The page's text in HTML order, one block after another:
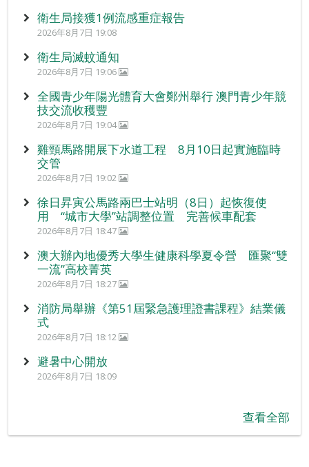
衛生局接獲1例流感重症報告
2026年8月7日 19:08
衛生局滅蚊通知
2026年8月7日 19:06
全國青少年陽光體育大會鄭州舉行 澳門青少年競
技交流收穫豐
2026年8月7日 19:04
雞頸馬路開展下水道工程 8月10日起實施臨時
交管
2026年8月7日 19:02
徐日昇寅公馬路兩巴士站明（8日）起恢復使
用 “城市大學”站調整位置 完善候車配套
2026年8月7日 18:47
澳大辦內地優秀大學生健康科學夏令營 匯聚“雙
一流”高校菁英
2026年8月7日 18:27
消防局舉辦《第51屆緊急護理證書課程》結業儀
式
2026年8月7日 18:12
避暑中心開放
2026年8月7日 18:09
查看全部